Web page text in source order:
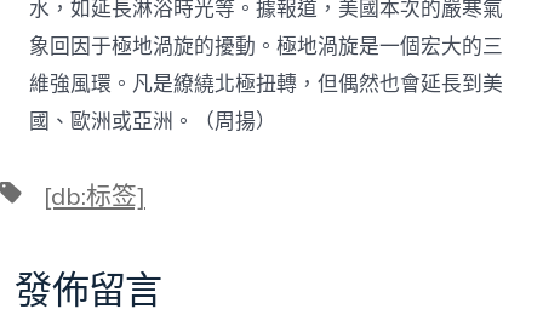
水，如延長淋浴時光等。據報道，美國本次的嚴寒氣
象回因于極地渦旋的擾動。極地渦旋是一個宏大的三
維強風環。凡是繚繞北極扭轉，但偶然也會延長到美
國、歐洲或亞洲。（周揚）
標 [db:标签]
發佈留言